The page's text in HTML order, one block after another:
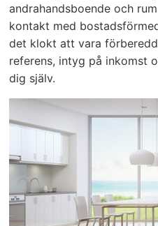
andrahandsboende och
kontakt med
det klokt att vara
referens, intyg på inkomst
dig själv.